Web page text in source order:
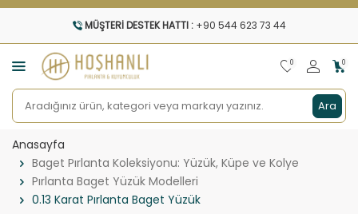
MÜŞTERI DESTEK HATTI : +90 544 623 73 44
Ara
0 0
Anasayfa
Baget Pırlanta Koleksiyonu: Yüzük, Küpe ve Kolye
Pırlanta Baget Yüzük Modelleri
0.13 Karat Pırlanta Baget Yüzük